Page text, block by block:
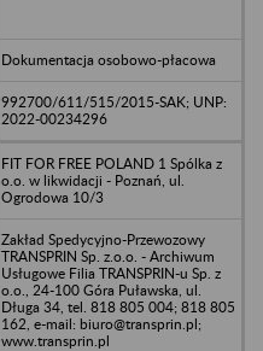
Dokumentacja osobowo-płacowa
992700/611/515/2015-SAK; UNP:
2022-00234296
FIT FOR FREE POLAND 1 Spólka z
o.o. w likwidacji - Poznań, ul.
Ogrodowa 10/3
Zakład Spedycyjno-Przewozowy
TRANSPRIN Sp. z.o.o. - Archiwum
Usługowe Filia TRANSPRIN-u Sp. z
o.o., 24-100 Góra Puławska, ul.
Długa 34, tel. 818 805 004; 818 805
162, e-mail: biuro@transprin.pl;
www.transprin.pl